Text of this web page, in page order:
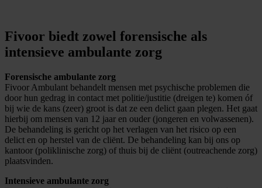
Fivoor biedt zowel forensische als
intensieve ambulante zorg
Forensische ambulante zorg
Fivoor Ambulant behandelt mensen met psychische problemen die
door hun gedrag in contact met politie/justitie (dreigen te) komen óf
bij wie de kans (zeer) groot is dat ze een delict gaan plegen. Het gaat
hierbij om mensen van 12 jaar en ouder (jongeren en volwassenen).
De behandeling is gericht op het verlagen van het risico op een
delict en op herstel van de cliënt. De behandeling kan bij ons op
kantoor (poliklinische zorg) of thuis bij de cliënt (outreachende zorg)
plaatsvinden.
Intensieve ambulante zorg